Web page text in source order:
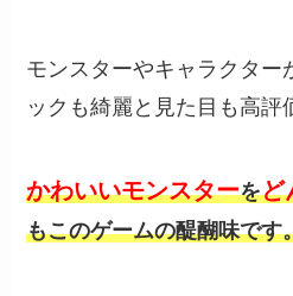
モンスターやキャラクター
ックも綺麗と見た目も高評
かわいいモンスターをど
もこのゲームの醍醐味です